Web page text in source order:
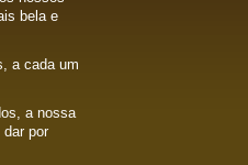
bela e
a cada um
a nossa
por